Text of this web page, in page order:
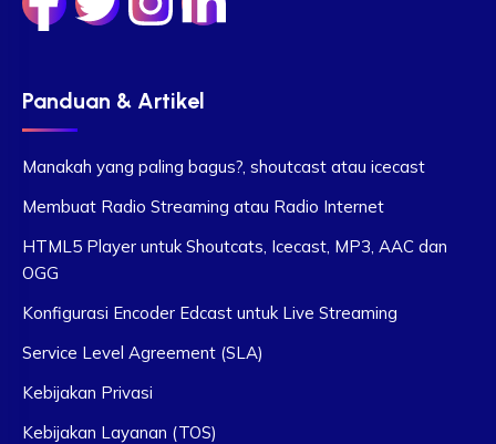
Panduan & Artikel
Manakah yang paling bagus?, shoutcast atau icecast
Membuat Radio Streaming atau Radio Internet
HTML5 Player untuk Shoutcats, Icecast, MP3, AAC dan
OGG
Konfigurasi Encoder Edcast untuk Live Streaming
Service Level Agreement (SLA)
Kebijakan Privasi
Kebijakan Layanan (TOS)